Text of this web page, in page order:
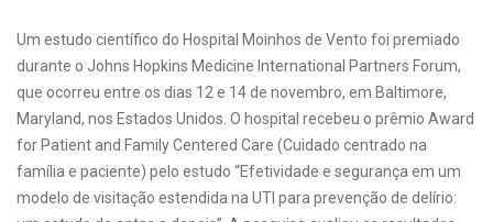
Um estudo científico do Hospital Moinhos de Vento foi premiado
durante o Johns Hopkins Medicine International Partners Forum,
que ocorreu entre os dias 12 e 14 de novembro, em Baltimore,
Maryland, nos Estados Unidos. O hospital recebeu o prêmio Award
for Patient and Family Centered Care (Cuidado centrado na
família e paciente) pelo estudo “Efetividade e segurança em um
modelo de visitação estendida na UTI para prevenção de delírio: